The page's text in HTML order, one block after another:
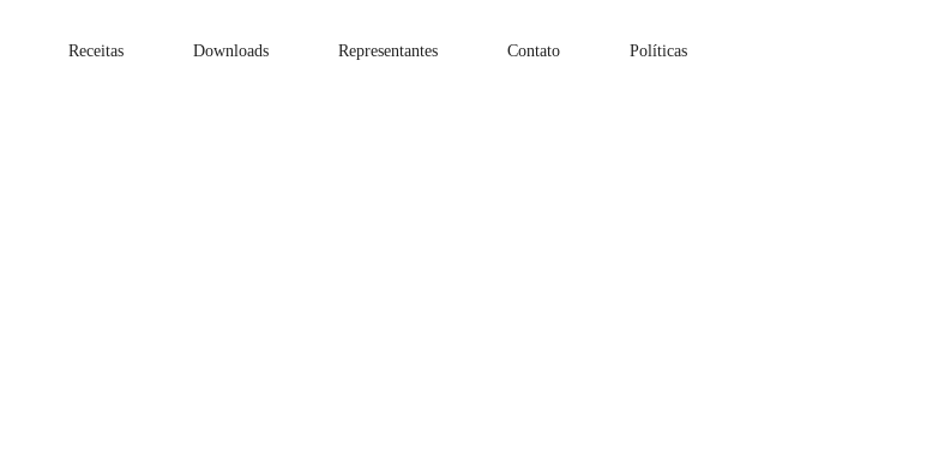
Receitas Downloads Representantes Contato Políticas